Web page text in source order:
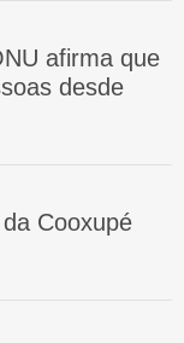
afirma que
desde
Cooxupé